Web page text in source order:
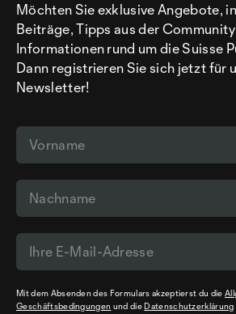
Möchten Sie exklusive Angebote,
Beiträge, Tipps aus der
Informationen rund um die Suisse
Dann registrieren Sie sich jetzt für
Newsletter!
Mit dem Absenden des Formulars akzeptierst du die
Geschäftsbedingungen und die Datenschutzerklärung